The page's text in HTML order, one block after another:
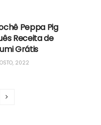
Peppa Pig
Receita de
Grátis
2022